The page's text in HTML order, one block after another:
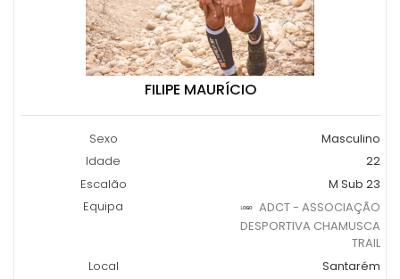
FILIPE MAURÍCIO
Sexo
Masculino
Idade
22
Escalão
M Sub 23
Equipa
ADCT - ASSOCIAÇÃO
DESPORTIVA CHAMUSCA
TRAIL
Local
Santarém